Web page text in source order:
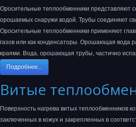
Оросительные теплообменники представляют
орошаемых снаружи водой. Трубы соединяют
Оросительные теплообменники применяют
газов или как конденсаторы. Орошающая вода
краями. Вода, орошающая трубы, частично
Подробнее...
Витые
Поверхность нагрева витых теплообменников
заключенных в кожух и закрепленных в